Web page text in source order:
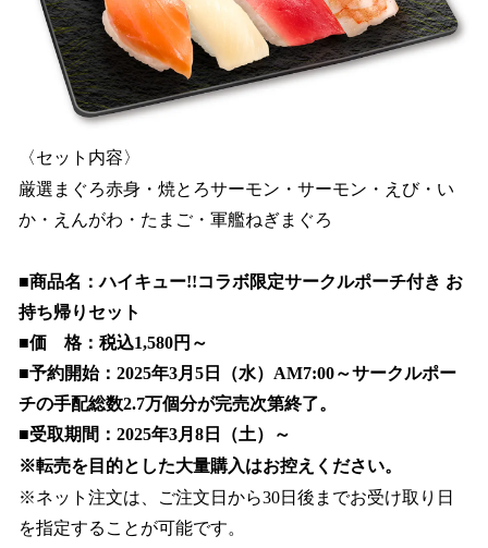
〈セット内容〉
厳選まぐろ赤身・焼とろサーモン・サーモン・えび・い
か・えんがわ・たまご・軍艦ねぎまぐろ
■商品名：ハイキュー!!コラボ限定サークルポーチ付き お
持ち帰りセット
■価 格：税込1,580円～
■予約開始：2025年3月5日（水）AM7:00～サークルポー
チの手配総数2.7万個分が完売次第終了。
■受取期間：2025年3月8日（土）～
※転売を目的とした大量購入はお控えください。
※ネット注文は、ご注文日から30日後までお受け取り日
を指定することが可能です。